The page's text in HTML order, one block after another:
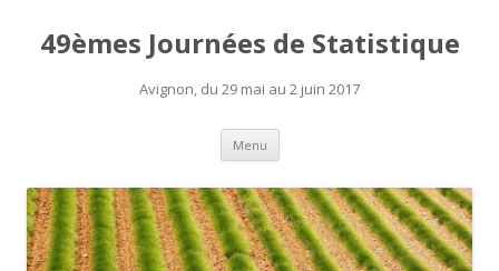
49èmes Journées de Statistique
Avignon, du 29 mai au 2 juin 2017
Menu Aller
contenu